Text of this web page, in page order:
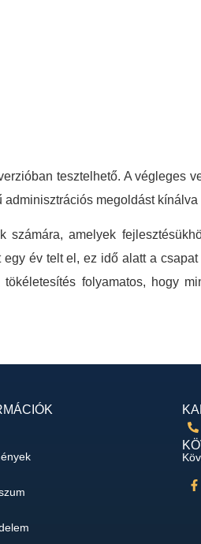
tesztelhető. A végleges
megoldást kínálva
amelyek
év telt el, ez idő alatt a
folyamatos, hogy